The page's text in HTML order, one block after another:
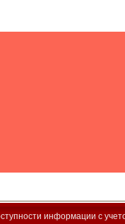
информации с